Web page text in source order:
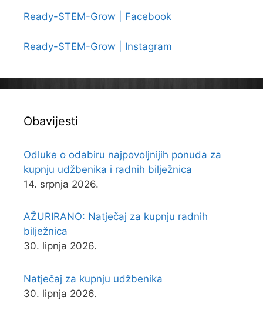
Ready-STEM-Grow | Facebook
Ready-STEM-Grow | Instagram
Obavijesti
Odluke o odabiru najpovoljnijih ponuda za
kupnju udžbenika i radnih bilježnica
14. srpnja 2026.
AŽURIRANO: Natječaj za kupnju radnih
bilježnica
30. lipnja 2026.
Natječaj za kupnju udžbenika
30. lipnja 2026.